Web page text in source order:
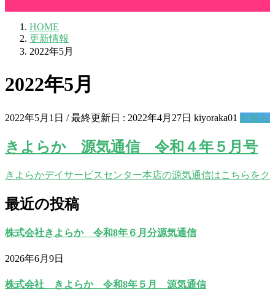
HOME
更新情報
2022年5月
2022年5月
2022年5月1日 / 最終更新日 : 2022年4月27日 kiyoraka01 お知
きよらか 源気通信 令和４年５月号
きよらかデイサービスセンター本店の源気通信はこちらを
最近の投稿
株式会社きよらか 令和8年６月分源気通信
2026年6月9日
株式会社 きよらか 令和8年５月 源気通信